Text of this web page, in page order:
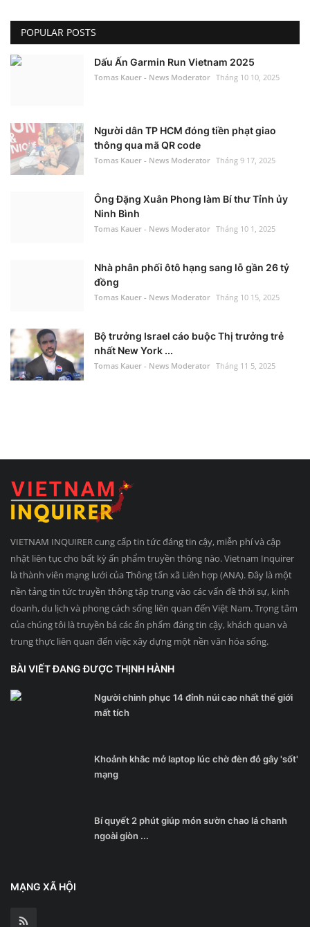
POPULAR POSTS
Dấu Ấn Garmin Run Vietnam 2025
Tomas Kauer - News Moderator Tháng 10 10, 2025
Người dân TP HCM đóng tiền phạt giao
thông qua mã QR code
Tomas Kauer - News Moderator Tháng 9 17, 2025
Ông Đặng Xuân Phong làm Bí thư Tỉnh ủy
Ninh Bình
Tomas Kauer - News Moderator Tháng 10 1, 2025
Nhà phân phối ôtô hạng sang lỗ gần 26 tỷ
đồng
Tomas Kauer - News Moderator Tháng 10 15, 2025
Bộ trưởng Israel cáo buộc Thị trưởng trẻ
nhất New York ...
Tomas Kauer - News Moderator Tháng 11 5, 2025
VIETNAM INQUIRER cung cấp tin tức đáng tin cậy, miễn phí và cập
nhật liên tục cho bất kỳ ấn phẩm truyền thông nào. Vietnam Inquirer
là thành viên mạng lưới của Thông tấn xã Liên hợp (ANA). Đây là một
nền tảng tin tức truyền thông tập trung vào các vấn đề thời sự, kinh
doanh, du lịch và phong cách sống liên quan đến Việt Nam. Trọng tâm
của chúng tôi là truyền bá các ấn phẩm đáng tin cậy, khách quan và
trung thực liên quan đến việc xây dựng một nền văn hóa sống.
BÀI VIẾT ĐANG ĐƯỢC THỊNH HÀNH
Người chinh phục 14 đỉnh núi cao nhất thế giới
mất tích
Khoảnh khắc mở laptop lúc chờ đèn đỏ gây 'sốt'
mạng
Bí quyết 2 phút giúp món sườn chao lá chanh
ngoài giòn ...
MẠNG XÃ HỘI